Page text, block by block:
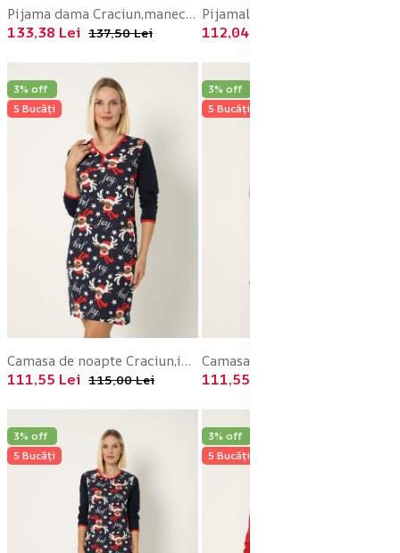
Pijama dama Craciun,maneca lunga si pantaloni lungi,imprimeu figurine festive, En-gros
133,38 Lei 137,50 Lei 112,04 Lei
3% off
5 Bucăți
Camasa de noapte Craciun,imprimeu reni,culoare bleumarin ,En-gros
111,55 Lei 115,00 Lei
3% off
5 Bucăți
111,55 Lei
3% off
5 Bucăți
3% off
5 Bucăți